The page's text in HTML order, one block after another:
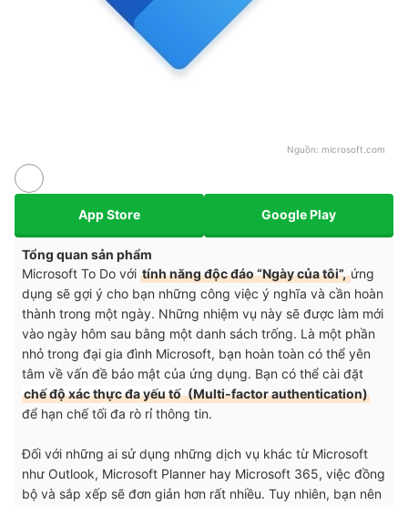
Nguồn: microsoft.com
App Store Google Play
Tổng quan sản phẩm
Microsoft To Do với tính năng độc đáo “Ngày của tôi”,ứng
dụng sẽ gợi ý cho bạn những công việc ý nghĩa và cần hoàn
thành trong một ngày. Những nhiệm vụ này sẽ được làm mới
vào ngày hôm sau bằng một danh sách trống. Là một phần
nhỏ trong đại gia đình Microsoft, bạn hoàn toàn có thể yên
tâm về vấn đề bảo mật của ứng dụng. Bạn có thể cài đặt
chế độ xác thực đa yếu tố (Multi-factor authentication)
để hạn chế tối đa rò rỉ thông tin.
Đối với những ai sử dụng những dịch vụ khác từ Microsoft
như Outlook, Microsoft Planner hay Microsoft 365, việc đồng
bộ và sắp xếp sẽ đơn giản hơn rất nhiều. Tuy nhiên, bạn nên